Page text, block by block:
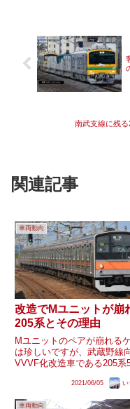
南武支線に残
関連記事
車両動向
改造でMユニットが崩
205系とその理由
Mユニットのペアが崩れる
は珍しいですが、武蔵野線
VVVF化改造車である205系
ます。推測される理由をま
2021/06/05 い
車両動向